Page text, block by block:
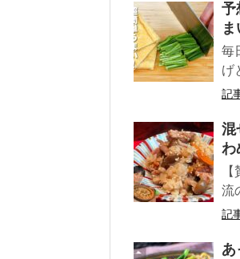
予
毎
げ
記
混
わ
流
記
あ